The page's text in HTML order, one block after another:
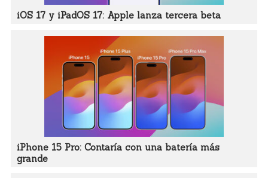
iOS 17 y iPadOS 17: Apple lanza tercera beta
iPhone 15 Pro: Contaría con una batería más
grande